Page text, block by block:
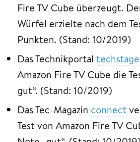
Fire TV Cube überzeugt.
Würfel erzielte nach dem
Punkten. (Stand: 10/2019)
Das Technikportal
Amazon Fire TV Cube die
gut“. (Stand: 10/2019)
Das Tec-Magazin connect
Test von Amazon Fire TV